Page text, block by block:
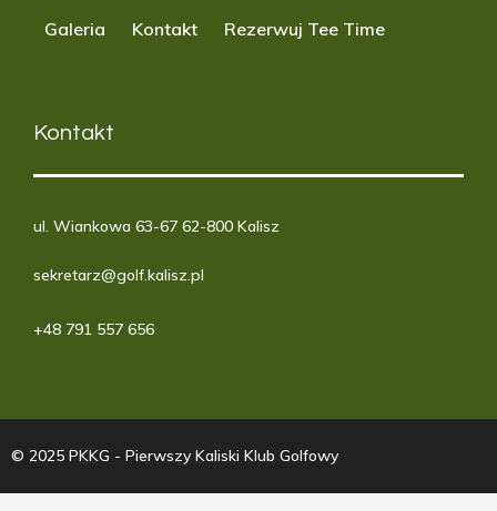
Galeria Kontakt Rezerwuj Tee Time
Kontakt
ul. Wiankowa 63-67 62-800 Kalisz
sekretarz@golf.kalisz.pl
+48 791 557 656
© 2025 PKKG - Pierwszy Kaliski Klub Golfowy